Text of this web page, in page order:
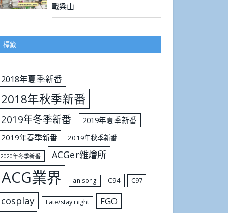
戰梁山
標籤
2018年夏季新番
2018年秋季新番
2019年冬季新番
2019年夏季新番
2019年春季新番
2019年秋季新番
2020年冬季新番 ACGer雜燴所
ACG業界 anisong C94 C97
cosplay Fate/stay night FGO